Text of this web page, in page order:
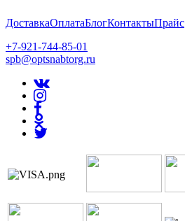
ДоставкаОплатаБлогКонтактыПрайс
+7-921-744-85-01
spb@optsnabtorg.ru